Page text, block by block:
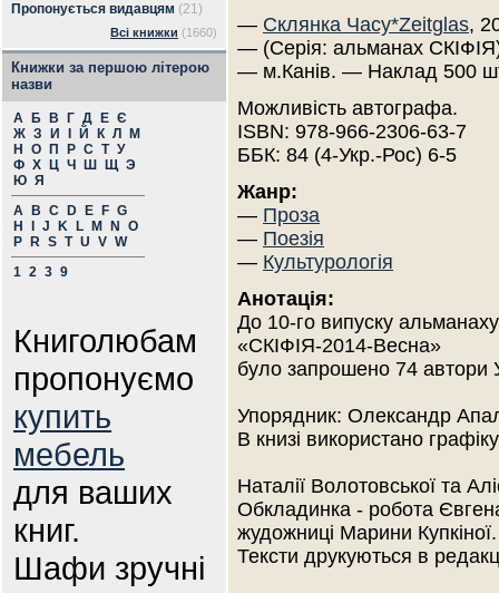
Пропонується видавцям (21)
Всі книжки (1660)
Книжки за першою літерою
назви
А Б В Г Д Е Є
Ж З И Й К Л
М
Н
О П Р С Т У
Ф Х Ц Ч Ш Щ Э
Ю Я
A
B C D E F G
H
J K L M N
O
P
R S T U V W
1 2 3 9
Книголюбам
пропонуємо
купить
мебель
для ваших
книг.
Шафи зручні
— Склянка Часу*Zeitglas,
— (Серія: альманах
— м.Канів. — Наклад 500
Можливість автографа.
ISBN: 978-966-2306-63-7
ББК: 84 (4-Укр.-Рос) 6-5
Жанр:
— Проза
— Поезія
— Культурологія
Анотація:
До 10-го випуску альманаху
«СКІФІЯ-2014-Весна»
було запрошено 74 автори
Упорядник: Олександр
В книзі використано
Наталії Волотовської та
Обкладинка - робота
жудожниці Марини Купкіної.
Тексти друкуються в